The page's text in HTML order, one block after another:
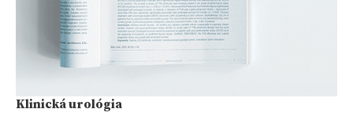
Klinická urológia